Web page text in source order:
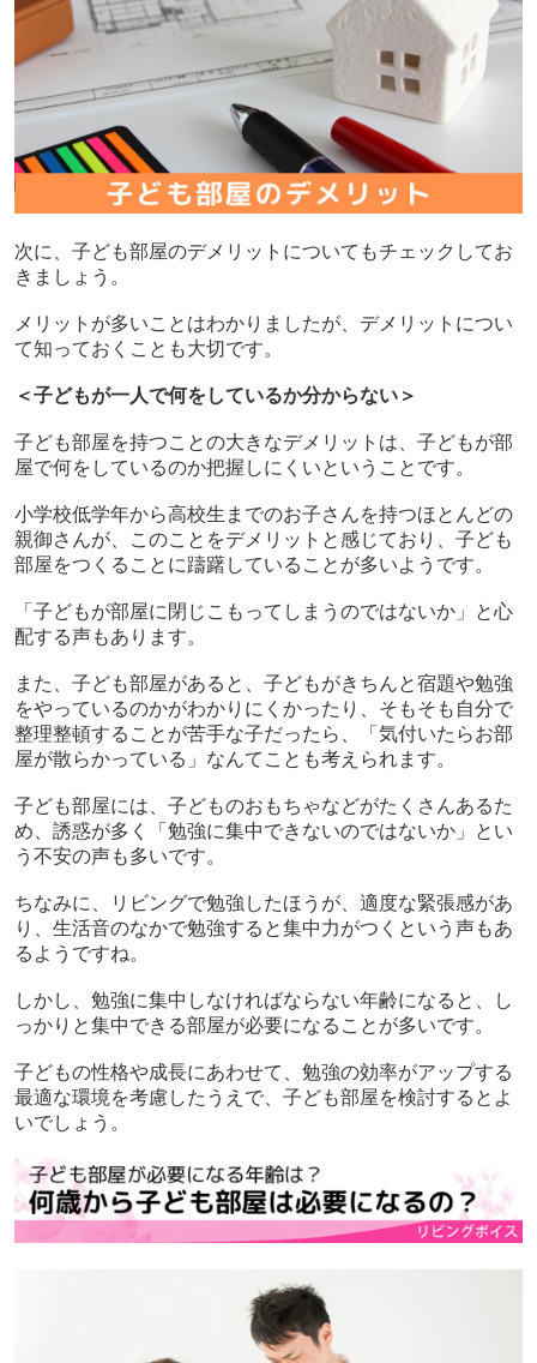
次に、子ども部屋のデメリットについてもチェックしてお
きましょう。
メリットが多いことはわかりましたが、デメリットについ
て知っておくことも大切です。
＜子どもが一人で何をしているか分からない＞
子ども部屋を持つことの大きなデメリットは、子どもが部
屋で何をしているのか把握しにくいということです。
小学校低学年から高校生までのお子さんを持つほとんどの
親御さんが、このことをデメリットと感じており、子ども
部屋をつくることに躊躇していることが多いようです。
「子どもが部屋に閉じこもってしまうのではないか」と心
配する声もあります。
また、子ども部屋があると、子どもがきちんと宿題や勉強
をやっているのかがわかりにくかったり、そもそも自分で
整理整頓することが苦手な子だったら、「気付いたらお部
屋が散らかっている」なんてことも考えられます。
子ども部屋には、子どものおもちゃなどがたくさんあるた
め、誘惑が多く「勉強に集中できないのではないか」とい
う不安の声も多いです。
ちなみに、リビングで勉強したほうが、適度な緊張感があ
り、生活音のなかで勉強すると集中力がつくという声もあ
るようですね。
しかし、勉強に集中しなければならない年齢になると、し
っかりと集中できる部屋が必要になることが多いです。
子どもの性格や成長にあわせて、勉強の効率がアップする
最適な環境を考慮したうえで、子ども部屋を検討するとよ
いでしょう。